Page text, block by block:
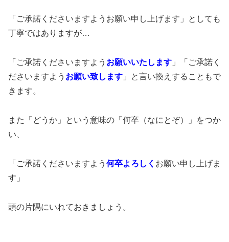
「ご承諾くださいますようお願い申し上げます」としても
丁寧ではありますが…
「ご承諾くださいますよう お願いいたします 」「ご承諾く
ださいますよう お願い致します 」と言い換えすることもで
きます。
また「どうか」という意味の「何卒（なにとぞ）」をつか
い、
「ご承諾くださいますよう 何卒よろしく お願い申し上げま
す」
頭の片隅にいれておきましょう。